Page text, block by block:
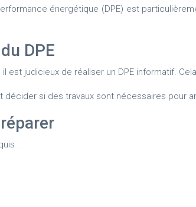
énergétique (DPE) est
DPE
est judicieux de réaliser un DPE informatif.
si des travaux sont nécessaires pour
: